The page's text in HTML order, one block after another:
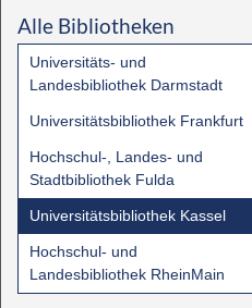
Alle Bibliotheken
Universitäts- und
Landesbibliothek Darmstadt
Universitätsbibliothek Frankfurt
Hochschul-, Landes- und
Stadtbibliothek Fulda
Universitätsbibliothek Kassel
Hochschul- und
Landesbibliothek RheinMain